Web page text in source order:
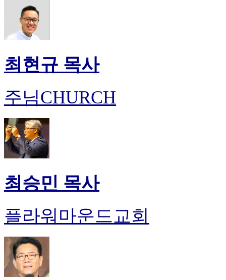
최현규 목사
주님CHURCH
최승민 목사
플라워마운드교회